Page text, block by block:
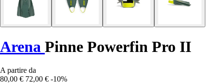
Arena Pinne Powerfin Pro II
A partire da
80,00 € 72,00 € -10%